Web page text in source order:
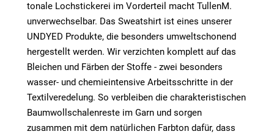
tonale Lochstickerei im Vorderteil macht TullenM.
unverwechselbar. Das Sweatshirt ist eines unserer
UNDYED Produkte, die besonders umweltschonend
hergestellt werden. Wir verzichten komplett auf das
Bleichen und Färben der Stoffe - zwei besonders
wasser- und chemieintensive Arbeitsschritte in der
Textilveredelung. So verbleiben die charakteristischen
Baumwollschalenreste im Garn und sorgen
zusammen mit dem natürlichen Farbton dafür, dass